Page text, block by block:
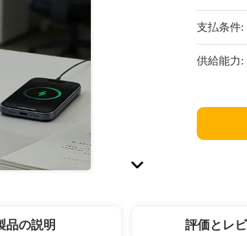
支払条件:
供給能力:
品の説明 評価とレ